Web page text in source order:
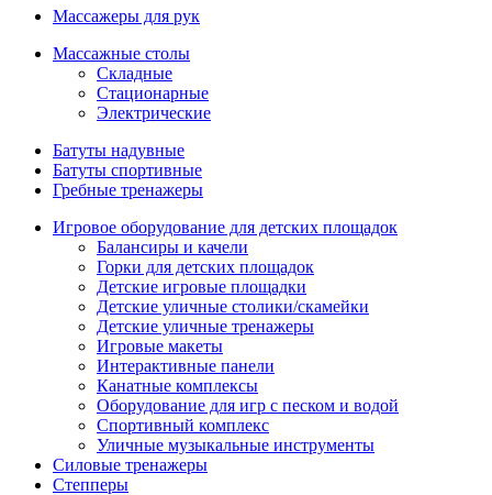
Массажеры для рук
Массажные столы
Складные
Стационарные
Электрические
Батуты надувные
Батуты спортивные
Гребные тренажеры
Игровое оборудование для детских площадок
Балансиры и качели
Горки для детских площадок
Детские игровые площадки
Детские уличные столики/скамейки
Детские уличные тренажеры
Игровые макеты
Интерактивные панели
Канатные комплексы
Оборудование для игр с песком и водой
Спортивный комплекс
Уличные музыкальные инструменты
Силовые тренажеры
Степперы